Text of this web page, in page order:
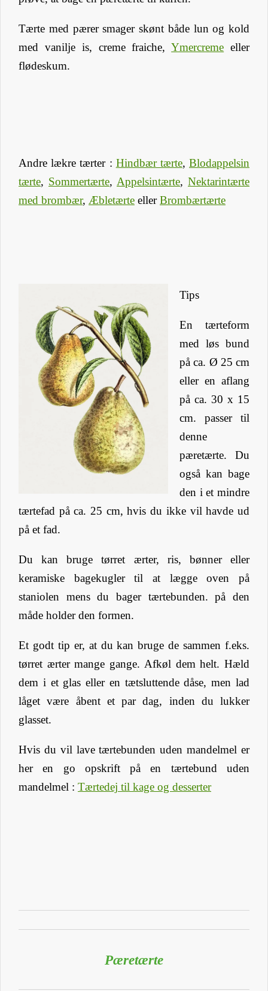
Tærte med pærer smager skønt både lun og kold
med vanilje is, creme fraiche,Ymercreme eller
flødeskum.
Andre lækre tærter : Hindbær tærte,Blodappelsin
tærte, Sommertærte, Appelsintærte, Nektarintærte
med brombær, Æbletærte ellerBrombærtærte
Tips
En tærteform
med løs bund
på ca. Ø 25 cm
eller en aflang
på ca. 30 x 15
cm. passer til
denne
pæretærte. Du
også kan bage
den i et mindre
tærtefad på ca. 25 cm, hvis du ikke vil havde ud
på et fad.
Du kan bruge tørret ærter, ris, bønner eller
keramiske bagekugler til at lægge oven på
staniolen mens du bager tærtebunden. på den
måde holder den formen.
Et godt tip er, at du kan bruge de sammen f.eks.
tørret ærter mange gange. Afkøl dem helt. Hæld
dem i et glas eller en tætsluttende dåse, men lad
låget være åbent et par dag, inden du lukker
glasset.
Hvis du vil lave tærtebunden uden mandelmel er
her en go opskrift på en tærtebund uden
mandelmel : Tærtedej til kage og desserter
Pæretærte